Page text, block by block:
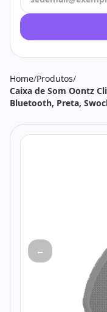
Crédito
Home/Produtos/
Caixa de Som Oontz
Bluetooth, Preta,
←